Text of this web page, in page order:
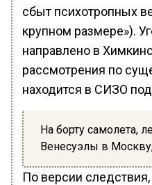
сбыт психотропных
крупном размере»).
направлено в
рассмотрения по
находится в СИЗО
На борту самолета,
Венесуэлы в
По версии